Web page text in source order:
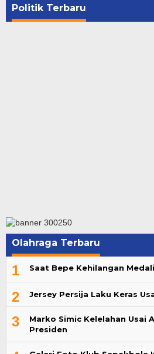
Politik Terbaru
Di NASIONAL, POLITIK, REJANG LEBONG
Olahraga Terbaru
1 Saat Bepe Kehilangan
2 Jersey Persija Laku Keras
3
Marko Simic Kelelahan Usai
Presiden